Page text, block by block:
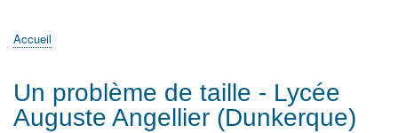
Accueil
ActualitésMATh.en.JEANS ?
Régions et Ateliers
Créer, gérer un atelier
Sujets/Publications
Congrès
d'Ariane
Accueil
Un problème de taille - Lycée
Auguste Angellier (Dunkerque)